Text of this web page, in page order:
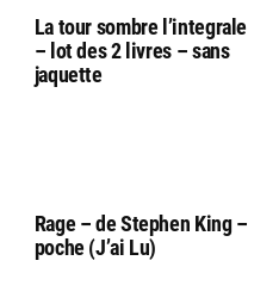
La tour sombre l’integrale
– lot des 2 livres – sans
jaquette
Rage – de Stephen King –
poche (J’ai Lu)